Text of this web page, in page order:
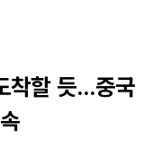
착할 듯…중국